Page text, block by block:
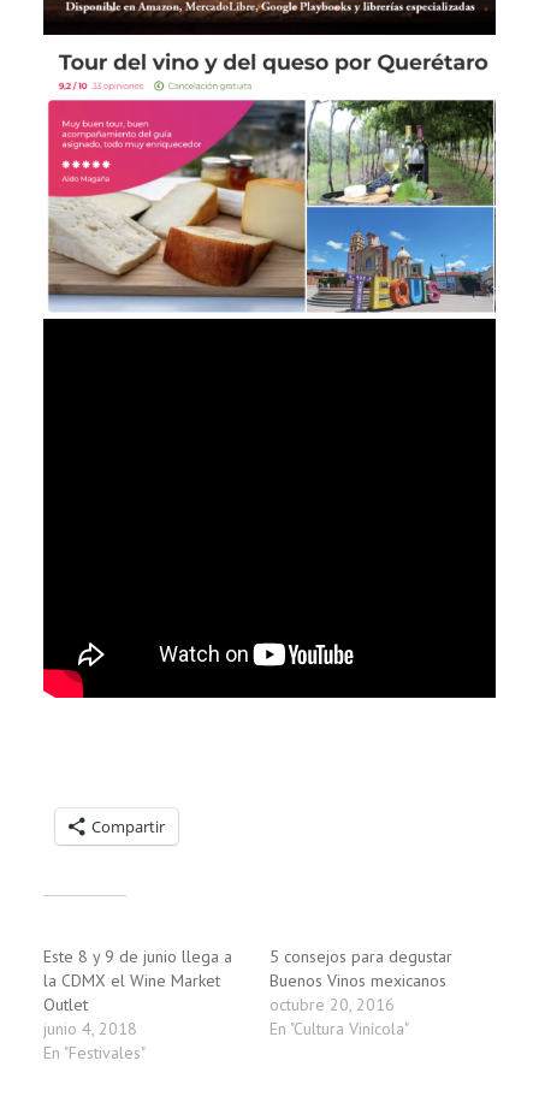
Compartir
Este 8 y 9 de junio llega a
la CDMX el Wine Market
Outlet
junio 4, 2018
En "Festivales"
5 consejos para degustar
Buenos Vinos mexicanos
octubre 20, 2016
En "Cultura Vinícola"